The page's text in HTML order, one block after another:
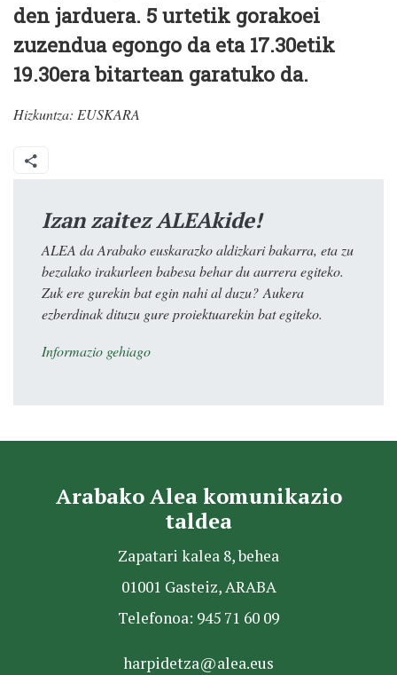
den jarduera. 5 urtetik gorakoei
zuzendua egongo da eta 17.30etik
19.30era bitartean garatuko da.
Hizkuntza: EUSKARA
Izan zaitez ALEAkide!
ALEA da Arabako euskarazko aldizkari bakarra, eta zu
bezalako irakurleen babesa behar du aurrera egiteko.
Zuk ere gurekin bat egin nahi al duzu? Aukera
ezberdinak dituzu gure proiektuarekin bat egiteko.
Informazio gehiago
Arabako Alea komunikazio
taldea
Zapatari kalea 8, behea
01001 Gasteiz, ARABA
Telefonoa: 945 71 60 09
harpidetza@alea.eus